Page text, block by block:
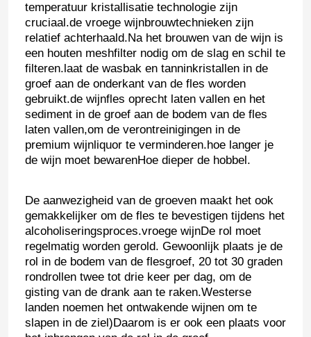
temperatuur kristallisatie technologie zijn
cruciaal.de vroege wijnbrouwtechnieken zijn
relatief achterhaald.Na het brouwen van de wijn is
een houten meshfilter nodig om de slag en schil te
filteren.laat de wasbak en tanninkristallen in de
groef aan de onderkant van de fles worden
gebruikt.de wijnfles oprecht laten vallen en het
sediment in de groef aan de bodem van de fles
laten vallen,om de verontreinigingen in de
premium wijnliquor te verminderen.hoe langer je
de wijn moet bewarenHoe dieper de hobbel.
De aanwezigheid van de groeven maakt het ook
gemakkelijker om de fles te bevestigen tijdens het
alcoholiseringsproces.vroege wijnDe rol moet
regelmatig worden gerold. Gewoonlijk plaats je de
rol in de bodem van de flesgroef, 20 tot 30 graden
rondrollen twee tot drie keer per dag, om de
gisting van de drank aan te raken.Westerse
landen noemen het ontwakende wijnen om te
slapen in de ziel)Daarom is er ook een plaats voor